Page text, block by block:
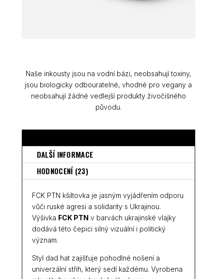
Naše inkousty jsou na vodní bázi, neobsahují toxiny,
jsou biologicky odbouratelné, vhodné pro vegany a
neobsahují žádné vedlejší produkty živočišného
původu.
DALŠÍ INFORMACE
HODNOCENÍ (23)
FCK PTN kšiltovka je jasným vyjádřením odporu
vůči ruské agresi a solidarity s Ukrajinou.
Výšivka FCK PTN v barvách ukrajinské vlajky
dodává této čepici silný vizuální i politický
význam.
Styl dad hat zajišťuje pohodlné nošení a
univerzální střih, který sedí každému. Vyrobena